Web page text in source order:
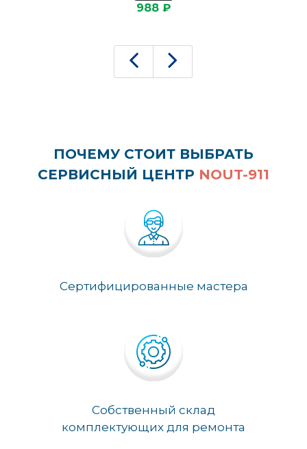
988 ₽
ПОЧЕМУ СТОИТ ВЫБРАТЬ
СЕРВИСНЫЙ ЦЕНТР NOUT-911
Сертифицированные мастера
Собственный склад
комплектующих для ремонта